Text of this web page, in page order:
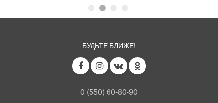
БУДЬТЕ БЛИЖЕ!
0 (550) 60-80-90